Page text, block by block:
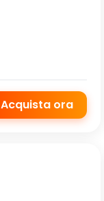
Acquista ora